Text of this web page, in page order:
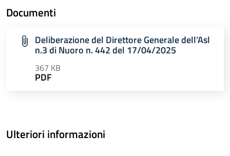
Documenti
Deliberazione del Direttore Generale dell’Asl
n.3 di Nuoro n. 442 del 17/04/2025
367 KB
PDF
Ulteriori informazioni